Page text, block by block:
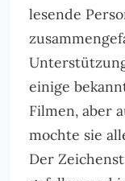
lesende
einige
Filmen, aber
mochte sie
Der